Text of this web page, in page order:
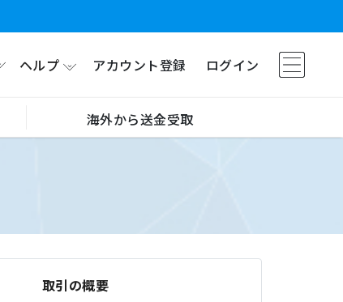
ヘルプ アカウント登録 ログイン
海外から送金受取
取引の概要